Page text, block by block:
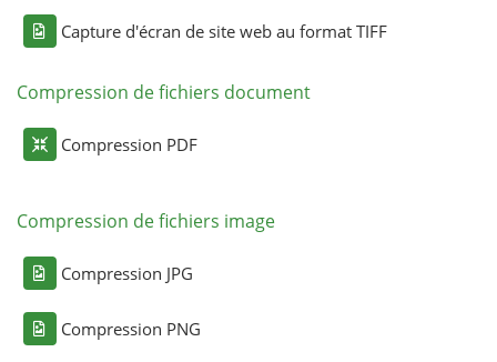
Capture d'écran de site web au format TIFF
Compression de fichiers document
Compression PDF
Compression de fichiers image
Compression JPG
Compression PNG